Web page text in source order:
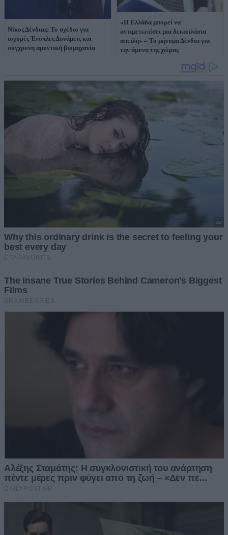
Νίκος Δένδιας: Το σχέδιο για
ισχυρές Ένοπλες Δυνάμεις και
σύγχρονη αμυντική βιομηχανία
«Η Ελλάδα μπορεί να
αντιμετωπίσει μια δεκαπλάσια
απειλή» – Το μήνυμα Δένδια για
την άμυνα της χώρας